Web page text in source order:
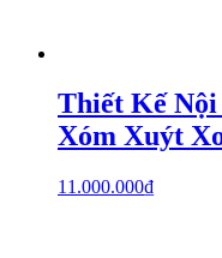
Thiết Kế
Xóm Xuýt
11.000.000₫